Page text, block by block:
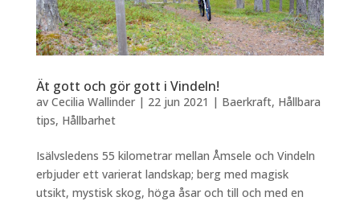
Ät gott och gör gott i Vindeln!
av Cecilia Wallinder| 22 jun 2021 | Baerkraft, Hållbara
tips, Hållbarhet
Isälvsledens 55 kilometrar mellan Åmsele och Vindeln
erbjuder ett varierat landskap; berg med magisk
utsikt, mystisk skog, höga åsar och till och med en